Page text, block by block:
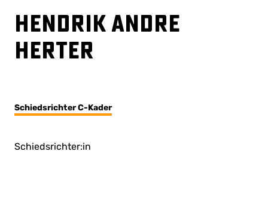
Hendrik Andre
Herter
Schiedsrichter C-Kader
Schiedsrichter:in